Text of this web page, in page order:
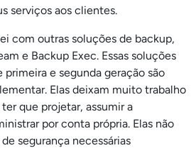
serviços aos clientes.
com outras soluções de backup,
e Backup Exec. Essas soluções
primeira e segunda geração são
Elas deixam muito trabalho
que projetar, assumir a
por conta própria. Elas não
segurança necessárias